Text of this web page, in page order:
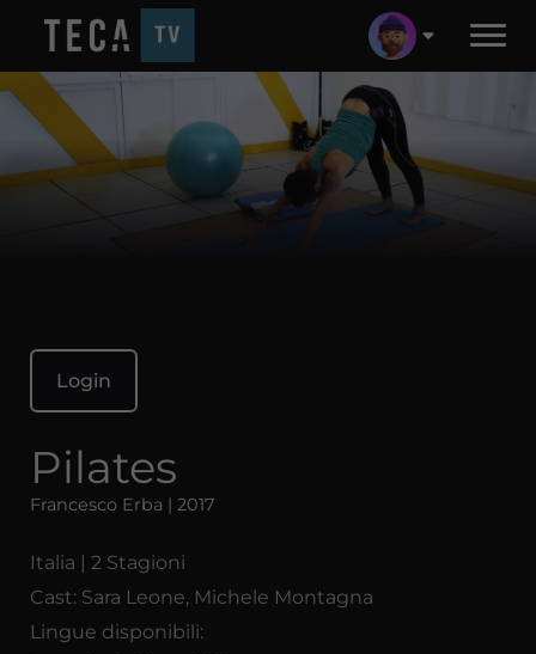
Login
Pilates
Francesco Erba | 2017
Italia | 2 Stagioni
Cast: Sara Leone, Michele Montagna
Lingue disponibili: